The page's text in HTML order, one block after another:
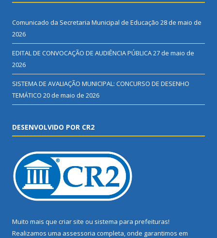
Comunicado da Secretaria Municipal de Educação 28 de maio de
2026
EDITAL DE CONVOCAÇÃO DE AUDIÊNCIA PÚBLICA27 de maio de
2026
SISTEMA DE AVALIAÇÃO MUNICIPAL: CONCURSO DE DESENHO
TEMÁTICO 20 de maio de 2026
DESENVOLVIDO POR CR2
Muito mais que criar site ou sistema para prefeituras!
Realizamos uma assessoria completa, onde garantimos em